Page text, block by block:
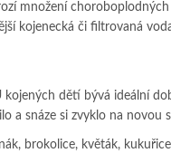
množení choroboplodných
kojenecká či filtrovaná
dětí bývá ideální
a snáze si zvyklo na novou
brokolice, květák,